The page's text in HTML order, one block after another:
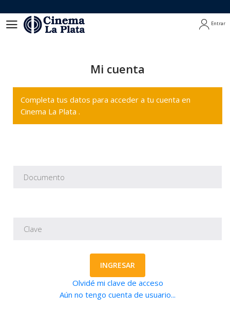
Entrar
Mi cuenta
Completa tus datos para acceder a tu cuenta en
Cinema La Plata .
INGRESAR
Olvidé mi clave de acceso
Aún no tengo cuenta de usuario...